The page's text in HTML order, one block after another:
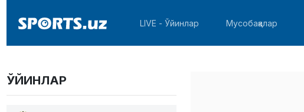
LIVE - Ўйинлар Мусобақалар
ЎЙИНЛАР